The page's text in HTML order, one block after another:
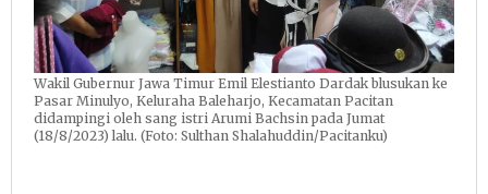
Wakil Gubernur Jawa Timur Emil Elestianto Dardak blusukan ke
Pasar Minulyo, Keluraha Baleharjo, Kecamatan Pacitan
didampingi oleh sang istri Arumi Bachsin pada Jumat
(18/8/2023) lalu. (Foto: Sulthan Shalahuddin/Pacitanku)